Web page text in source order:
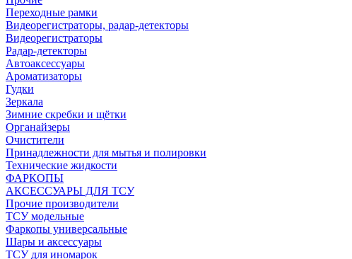
Переходные рамки
Видеорегистраторы, радар-детекторы
Видеорегистраторы
Радар-детекторы
Автоаксессуары
Ароматизаторы
Гудки
Зеркала
Зимние скребки и щётки
Органайзеры
Очистители
Принадлежности для мытья и полировки
Технические жидкости
ФАРКОПЫ
АКСЕССУАРЫ ДЛЯ ТСУ
Прочие производители
ТСУ модельные
Фаркопы универсальные
Шары и аксессуары
ТСУ для иномарок